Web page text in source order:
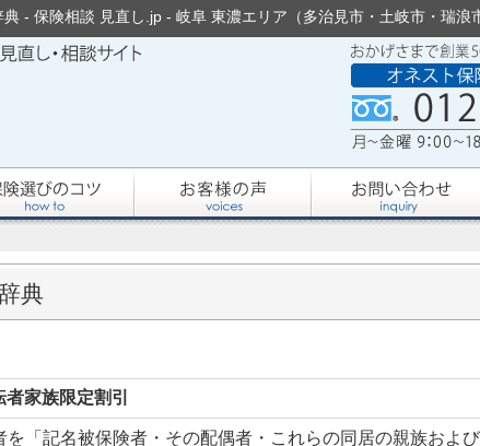
- 保険相談 見直し.jp - 岐阜 東濃エリア（多治見市・土岐市・瑞浪
典
者家族限定割引
を「記名被保険者・その配偶者・これらの同居の親族およ